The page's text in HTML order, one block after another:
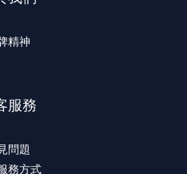
精神
服務
問題
務方式